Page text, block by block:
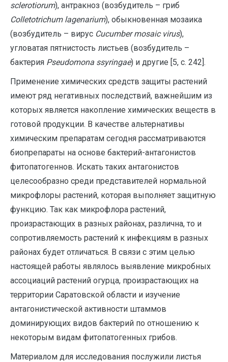
sclerotiorum), антракноз (возбудитель – гриб
Colletotrichum lagenarium), обыкновенная мозаика
(возбудитель – вирус Cucumber mosaic virus),
угловатая пятнистость листьев (возбудитель –
бактерия Pseudomona ssyringae) и другие [5, с. 242].
Применение химических средств защиты растений
имеют ряд негативных последствий, важнейшим из
которых является накопление химических веществ в
готовой продукции. В качестве альтернативы
химическим препаратам сегодня рассматриваются
биопрепараты на основе бактерий-антагонистов
фитопатогеннов. Искать таких антагонистов
целесообразно среди представителей нормальной
микрофлоры растений, которая выполняет защитную
функцию. Так как микрофлора растений,
произрастающих в разных районах, различна, то и
сопротивляемость растений к инфекциям в разных
районах будет отличаться. В связи с этим целью
настоящей работы являлось выявление микробных
ассоциаций растений огурца, произрастающих на
территории Саратовской области и изучение
антагонистической активности штаммов
доминирующих видов бактерий по отношению к
некоторым видам фитопатогенных грибов.
Материалом для исследования послужили листья